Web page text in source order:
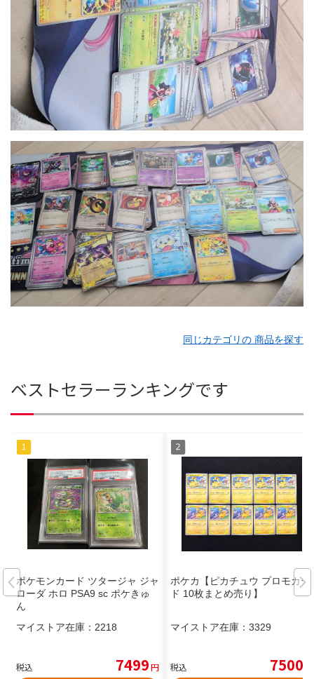
同じカテゴリの 商品を探す
ベストセラーランキングです
ポケモンカード ツタージャ ジャ
ローダ ホロ PSA9 sc ポケきゅ
ん
マイストア在庫： 2218
税込 7499円
ポケカ【ピカチュウ プロモカー
ド 10枚まとめ売り】
マイストア在庫： 3329
税込 7500